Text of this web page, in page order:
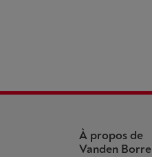
À propos de
Vanden Borre